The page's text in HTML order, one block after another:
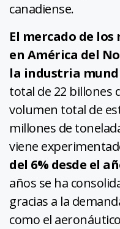
canadiense.
El mercado de
en América del
la industria
total de 22 billones
volumen total de
millones de
viene
del 6% desde el
años se ha
gracias a la
como el